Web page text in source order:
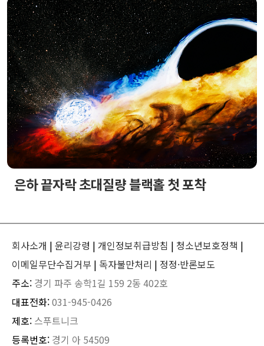
은하 끝자락 초대질량 블랙홀 첫 포착
회사소개 | 윤리강령 | 개인정보취급방침 | 청소년보호정책 |
이메일무단수집거부 | 독자불만처리 | 정정·반론보도
주소: 경기 파주 송학1길 159 2동 402호
대표전화:031-945-0426
제호: 스푸트니크
등록번호: 경기 아 54509